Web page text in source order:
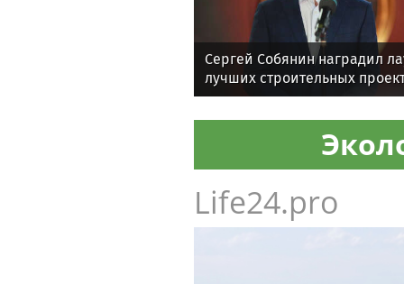
Сергей Собянин наградил
лучших строительных
Life24.pro